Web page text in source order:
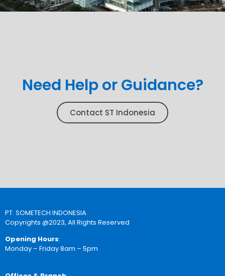
Need Help or Guidance?
Contact ST Indonesia
PT. SOMETECH INDONESIA
Copyrights @2023, All Rights Reserved
Opening Hours:
Monday – Friday 8am – 5pm